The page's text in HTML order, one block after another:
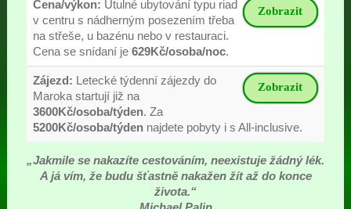
Zobrazit
Cena/výkon: Útulné ubytování typu riad
v centru s nádherným posezením třeba
na střeše, u bazénu nebo v restauraci.
Cena se snídaní je 629Kč/osoba/noc.
Zobrazit
Zájezd: Letecké týdenní zájezdy do
Maroka startují již na
3600Kč/osoba/týden. Za
5200Kč/osoba/týdennajdete pobyty i s All-inclusive.
„Jakmile se nakazíte cestováním, neexistuje žádný lék.
A já vím, že budu šťastně nakažen žít až do konce
života.“